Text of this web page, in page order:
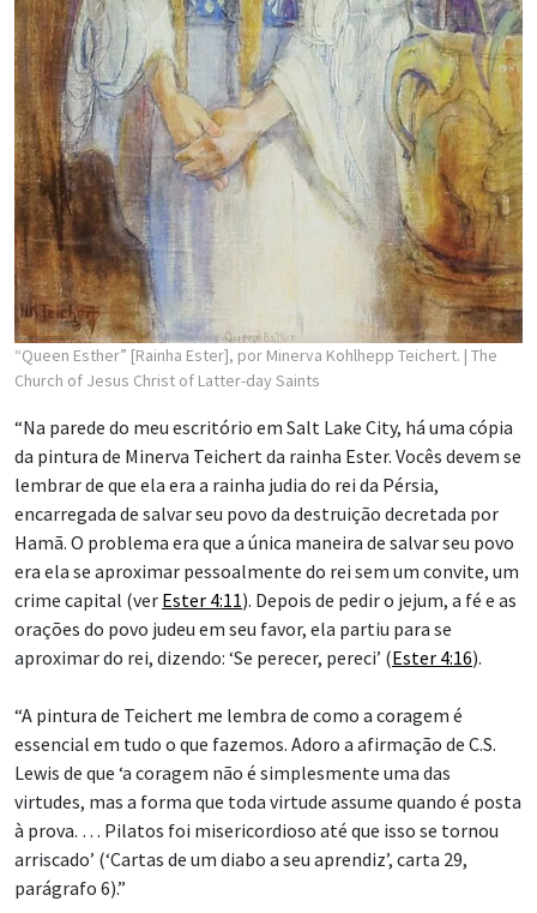
“Queen Esther” [Rainha Ester], por Minerva Kohlhepp Teichert. | The
Church of Jesus Christ of Latter-day Saints
“Na parede do meu escritório em Salt Lake City, há uma cópia
da pintura de Minerva Teichert da rainha Ester. Vocês devem se
lembrar de que ela era a rainha judia do rei da Pérsia,
encarregada de salvar seu povo da destruição decretada por
Hamã. O problema era que a única maneira de salvar seu povo
era ela se aproximar pessoalmente do rei sem um convite, um
crime capital (ver Ester 4:11). Depois de pedir o jejum, a fé e as
orações do povo judeu em seu favor, ela partiu para se
aproximar do rei, dizendo: ‘Se perecer, pereci’ (Ester 4:16).
“A pintura de Teichert me lembra de como a coragem é
essencial em tudo o que fazemos. Adoro a afirmação de C.S.
Lewis de que ‘a coragem não é simplesmente uma das
virtudes, mas a forma que toda virtude assume quando é posta
à prova. … Pilatos foi misericordioso até que isso se tornou
arriscado’ (‘Cartas de um diabo a seu aprendiz’, carta 29,
parágrafo 6).”